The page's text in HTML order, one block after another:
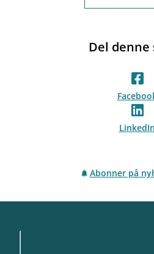
Del denne
LinkedIn
Abonner på